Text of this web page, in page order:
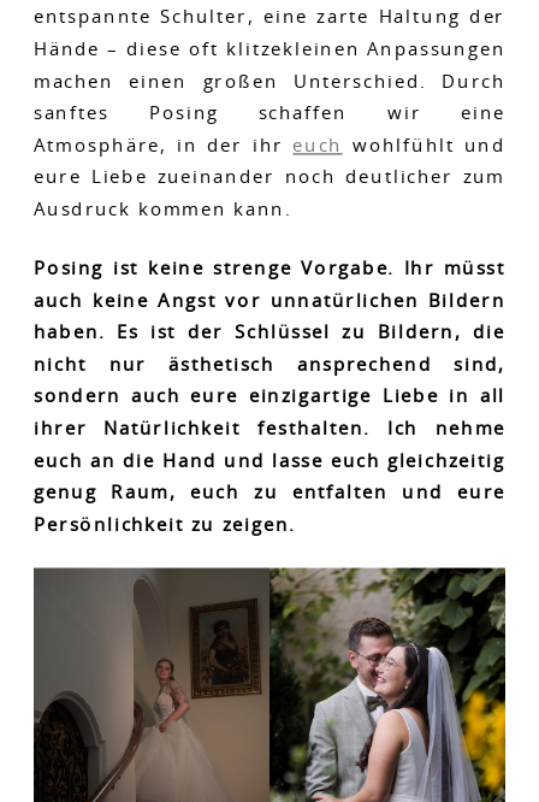
entspannte Schulter, eine zarte Haltung der
Hände – diese oft klitzekleinen Anpassungen
machen einen großen Unterschied. Durch
sanftes Posing schaffen wir eine
Atmosphäre, in der ihr euch wohlfühlt und
eure Liebe zueinander noch deutlicher zum
Ausdruck kommen kann.
Posing ist keine strenge Vorgabe. Ihr müsst
auch keine Angst vor unnatürlichen Bildern
haben. Es ist der Schlüssel zu Bildern, die
nicht nur ästhetisch ansprechend sind,
sondern auch eure einzigartige Liebe in all
ihrer Natürlichkeit festhalten. Ich nehme
euch an die Hand und lasse euch gleichzeitig
genug Raum, euch zu entfalten und eure
Persönlichkeit zu zeigen.